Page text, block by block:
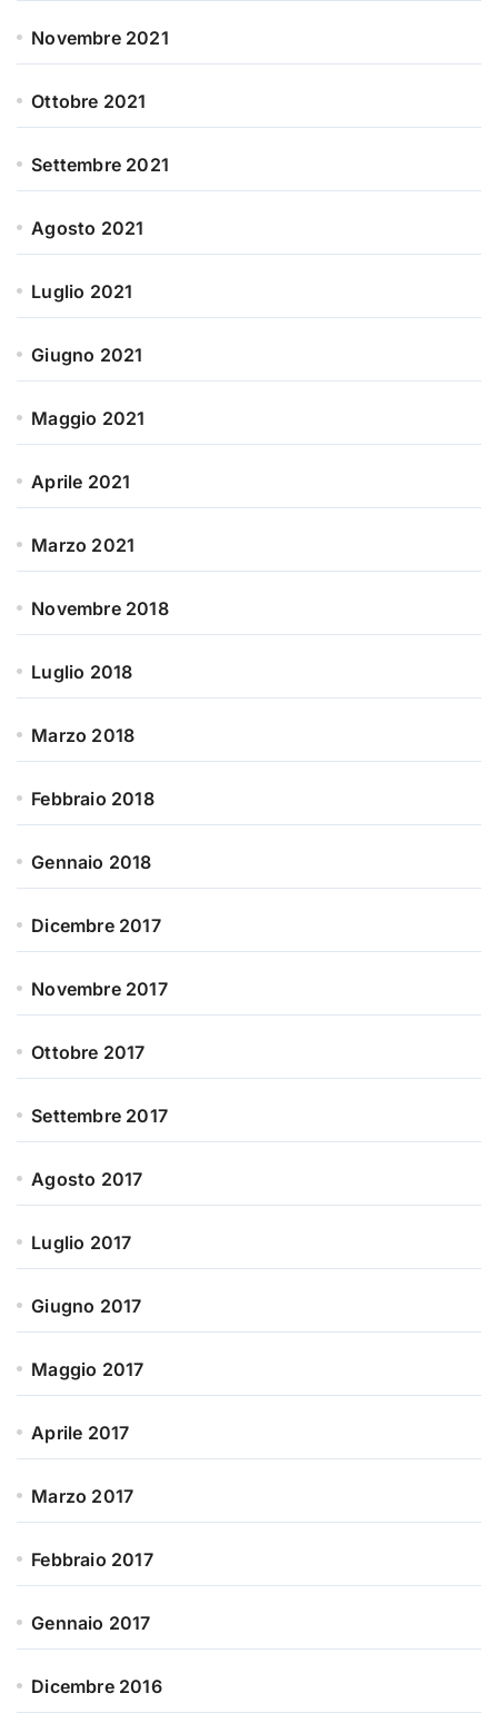
Novembre 2021
Ottobre 2021
Settembre 2021
Agosto 2021
Luglio 2021
Giugno 2021
Maggio 2021
Aprile 2021
Marzo 2021
Novembre 2018
Luglio 2018
Marzo 2018
Febbraio 2018
Gennaio 2018
Dicembre 2017
Novembre 2017
Ottobre 2017
Settembre 2017
Agosto 2017
Luglio 2017
Giugno 2017
Maggio 2017
Aprile 2017
Marzo 2017
Febbraio 2017
Gennaio 2017
Dicembre 2016